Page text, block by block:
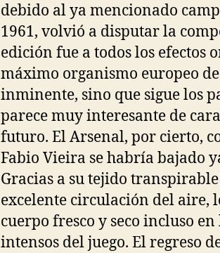
debido al ya mencionado
1961, volvió a disputar la
edición fue a todos los efectos
máximo organismo europeo
inminente, sino que sigue los
parece muy interesante de
futuro. El Arsenal, por cierto,
Fabio Vieira se habría bajado
Gracias a su tejido
excelente circulación del aire,
cuerpo fresco y seco incluso
intensos del juego. El regreso